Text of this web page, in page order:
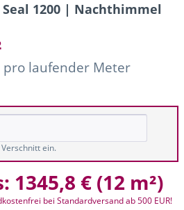
1200 | Nachthimmel
laufender Meter
ein.
1345,8 € (12 m²)
bei Standardversand ab 500 EUR!